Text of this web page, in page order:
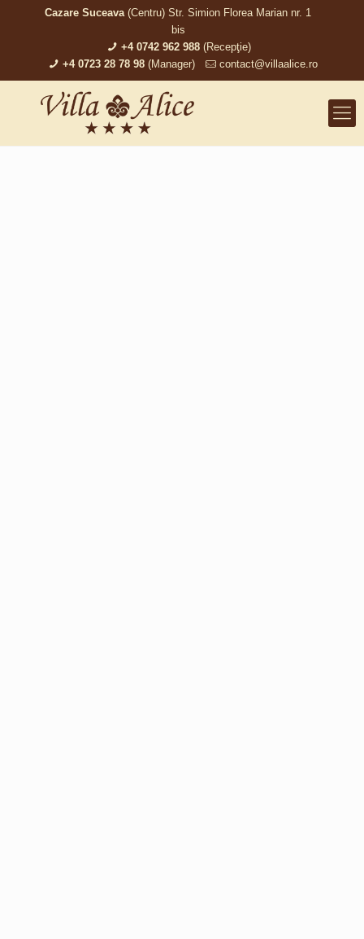
Cazare Suceava(Centru) Str. Simion Florea Marian nr. 1
bis
+4 0742 962 988 (Recepţie)
+4 0723 28 78 98 (Manager) contact@villaalice.ro